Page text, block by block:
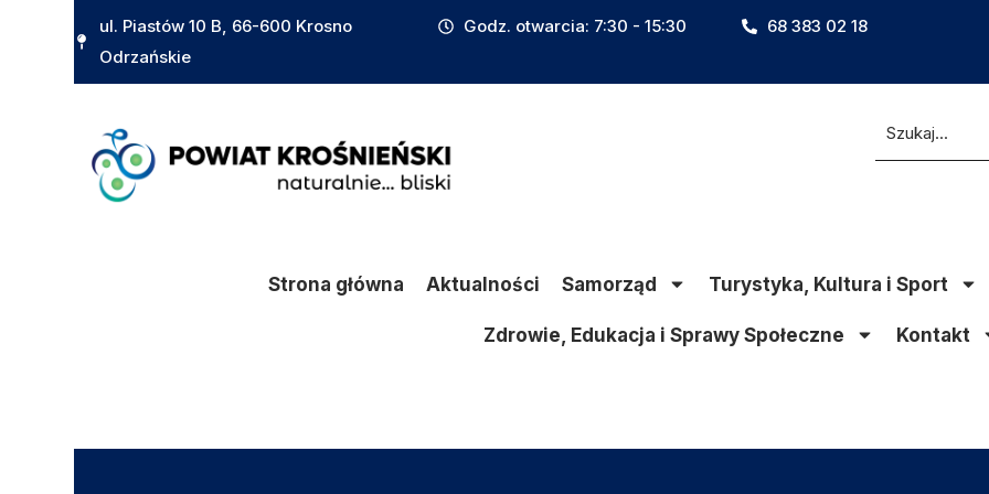
treściul. Piastów 10 B, 66-600 Krosno
Odrzańskie
Godz. otwarcia: 7:30 - 15:30 68 383 02 18
Strona główna Aktualności Samorząd Turystyka, Kultura i Sport
Zdrowie, Edukacja i Sprawy Społeczne Kontakt